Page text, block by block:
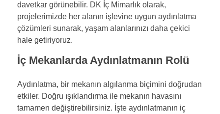
davetkar görünebilir. DK İç Mimarlık olarak,
projelerimizde her alanın işlevine uygun aydınlatma
çözümleri sunarak, yaşam alanlarınızı daha çekici
hale getiriyoruz.
İç Mekanlarda Aydınlatmanın Rolü
Aydınlatma, bir mekanın algılanma biçimini doğrudan
etkiler. Doğru ışıklandırma ile mekanın havasını
tamamen değiştirebilirsiniz. İşte aydınlatmanın iç